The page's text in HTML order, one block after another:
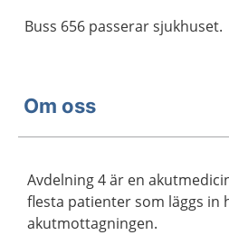
Buss 656 passerar sjukhuset.
Om oss
Avdelning 4 är en
flesta patienter som läggs in
akutmottagningen.